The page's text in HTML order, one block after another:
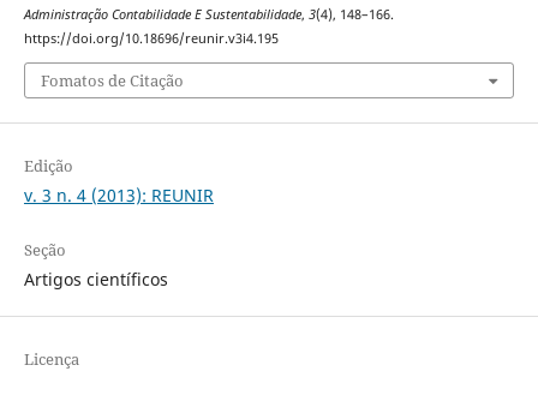
Administração Contabilidade E Sustentabilidade, 3(4), 148–166.
https://doi.org/10.18696/reunir.v3i4.195
Fomatos de Citação
Edição
v. 3 n. 4 (2013): REUNIR
Seção
Artigos científicos
Licença